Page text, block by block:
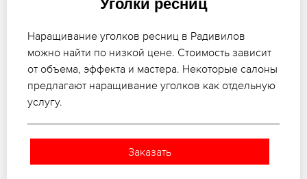
Уголки ресниц
Наращивание уголков ресниц в Радивилов
можно найти по низкой цене. Стоимость зависит
от объема, эффекта и мастера. Некоторые салоны
предлагают наращивание уголков как отдельную
услугу.
Заказать